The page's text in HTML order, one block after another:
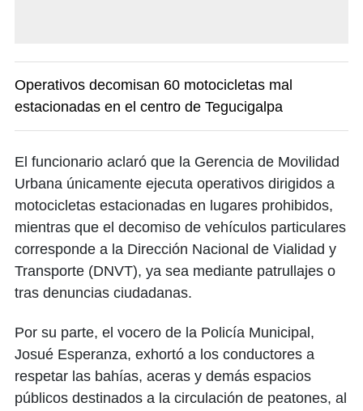
Operativos decomisan 60 motocicletas mal
estacionadas en el centro de Tegucigalpa
El funcionario aclaró que la Gerencia de Movilidad
Urbana únicamente ejecuta operativos dirigidos a
motocicletas estacionadas en lugares prohibidos,
mientras que el decomiso de vehículos particulares
corresponde a la Dirección Nacional de Vialidad y
Transporte (DNVT), ya sea mediante patrullajes o
tras denuncias ciudadanas.
Por su parte, el vocero de la Policía Municipal,
Josué Esperanza, exhortó a los conductores a
respetar las bahías, aceras y demás espacios
públicos destinados a la circulación de peatones, al